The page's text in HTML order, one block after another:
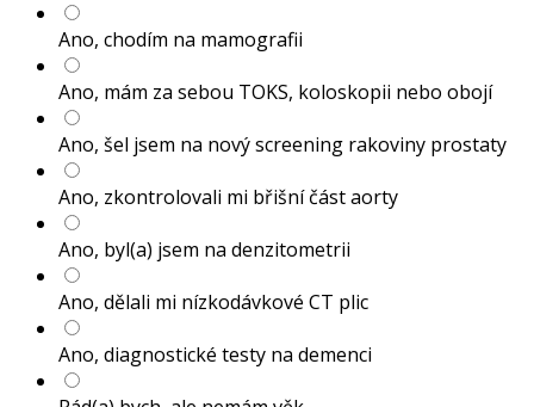
Ano, chodím na mamografii
Ano, mám za sebou TOKS, koloskopii nebo obojí
Ano, šel jsem na nový screening rakoviny prostaty
Ano, zkontrolovali mi břišní část aorty
Ano, byl(a) jsem na denzitometrii
Ano, dělali mi nízkodávkové CT plic
Ano, diagnostické testy na demenci